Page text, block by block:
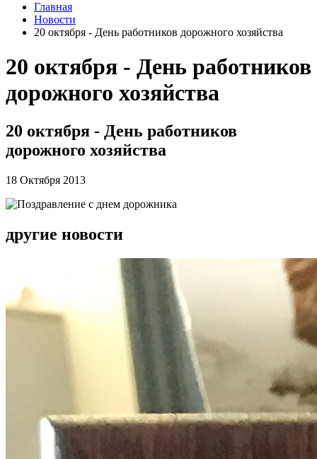
Главная
Новости
20 октября - День работников дорожного хозяйства
20 октября - День работников
дорожного хозяйства
20 октября - День работников
дорожного хозяйства
18 Октября 2013
другие новости